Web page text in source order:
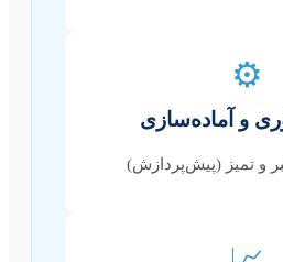
⚙️
و تمیز (پیش‌پردازش)